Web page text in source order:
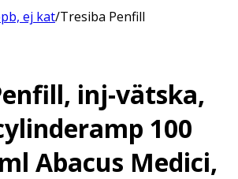
ej kat/Tresiba Penfill
inj-vätska,
100
Abacus Medici,